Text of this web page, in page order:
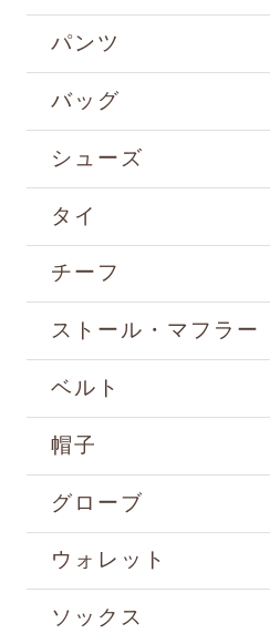
パンツ
バッグ
シューズ
タイ
チーフ
ストール・マフラー
ベルト
帽子
グローブ
ウォレット
ソックス